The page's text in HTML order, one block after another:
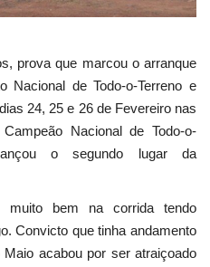
prova que marcou o arranque
Nacional de Todo-o-Terreno e
24, 25 e 26 de Fevereiro nas
Nacional de Todo-o-
o segundo lugar da
muito bem na corrida tendo
Convicto que tinha andamento
acabou por ser atraiçoado